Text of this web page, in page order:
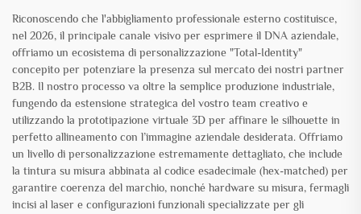
Riconoscendo che l'abbigliamento professionale esterno costituisce,
nel 2026, il principale canale visivo per esprimere il DNA aziendale,
offriamo un ecosistema di personalizzazione "Total-Identity"
concepito per potenziare la presenza sul mercato dei nostri partner
B2B. Il nostro processo va oltre la semplice produzione industriale,
fungendo da estensione strategica del vostro team creativo e
utilizzando la prototipazione virtuale 3D per affinare le silhouette in
perfetto allineamento con l’immagine aziendale desiderata. Offriamo
un livello di personalizzazione estremamente dettagliato, che include
la tintura su misura abbinata al codice esadecimale (hex-matched) per
garantire coerenza del marchio, nonché hardware su misura, fermagli
incisi al laser e configurazioni funzionali specializzate per gli